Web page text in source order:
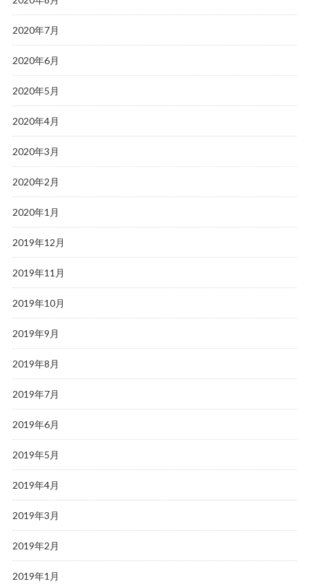
2020年7月
2020年6月
2020年5月
2020年4月
2020年3月
2020年2月
2020年1月
2019年12月
2019年11月
2019年10月
2019年9月
2019年8月
2019年7月
2019年6月
2019年5月
2019年4月
2019年3月
2019年2月
2019年1月